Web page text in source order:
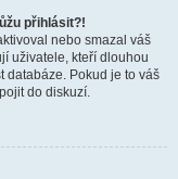
přihlásit?!
nebo smazal váš
uživatele, kteří dlouhou
databáze. Pokud je to váš
do diskuzí.